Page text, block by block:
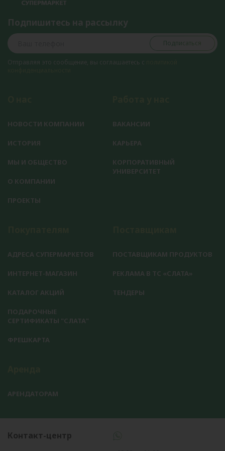
Подпишитесь на рассылку
Подписаться
Отправляя это сообщение, вы соглашаетесь с
НОВОСТИ КОМПАНИИ
ИСТОРИЯ
МЫ И ОБЩЕСТВО
О КОМПАНИИ
ПРОЕКТЫ
ВАКАНСИИ
КАРЬЕРА
КОРПОРАТИВНЫЙ
УНИВЕРСИТЕТ
АДРЕСА СУПЕРМАРКЕТОВ
ИНТЕРНЕТ-МАГАЗИН
КАТАЛОГ АКЦИЙ
ПОДАРОЧНЫЕ
СЕРТИФИКАТЫ "СЛАТА"
ФРЕШКАРТА
ПОСТАВЩИКАМ ПРОДУКТОВ
РЕКЛАМА В ТС «СЛАТА»
ТЕНДЕРЫ
АРЕНДАТОРАМ
Контакт-центр